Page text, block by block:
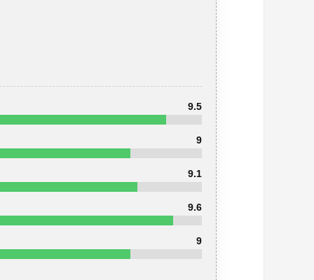
9.5
9
9.1
9.6
9